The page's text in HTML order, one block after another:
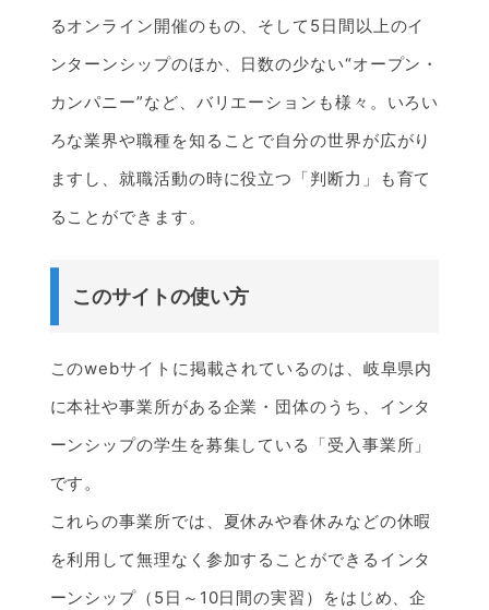
るオンライン開催のもの、そして5日間以上のイ
ンターンシップのほか、日数の少ない“オープン・
カンパニー”など、バリエーションも様々。いろい
ろな業界や職種を知ることで自分の世界が広がり
ますし、就職活動の時に役立つ「判断力」も育て
ることができます。
このサイトの使い方
このwebサイトに掲載されているのは、岐阜県内
に本社や事業所がある企業・団体のうち、インタ
ーンシップの学生を募集している「受入事業所」
です。
これらの事業所では、夏休みや春休みなどの休暇
を利用して無理なく参加することができるインタ
ーンシップ（5日～10日間の実習）をはじめ、企